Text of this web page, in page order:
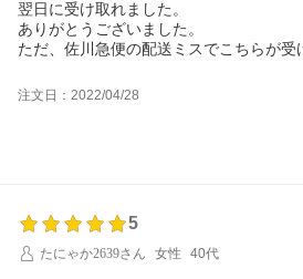
翌日に受け取れました。
ありがとうございました。
ただ、佐川急便の配送ミスでこちらが受
相性が悪いのか、他の荷物でも同様のこ
ひょっとして、翌日受取だと佐川急便
注文日：2022/04/28
5
たにゃか2639さん
女性 40代